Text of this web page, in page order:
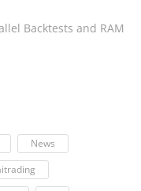
Backtests and RAM
News